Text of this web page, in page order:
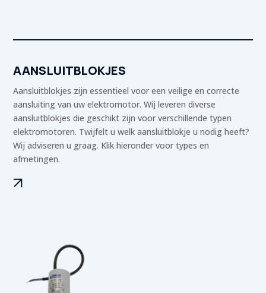
AANSLUITBLOKJES
Aansluitblokjes zijn essentieel voor een veilige en correcte
aansluiting van uw elektromotor. Wij leveren diverse
aansluitblokjes die geschikt zijn voor verschillende typen
elektromotoren. Twijfelt u welk aansluitblokje u nodig heeft?
Wij adviseren u graag. Klik hieronder voor types en
afmetingen.